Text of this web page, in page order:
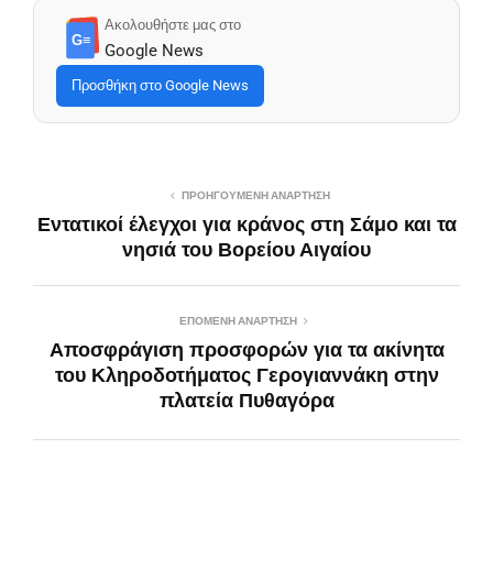
G≡
Ακολουθήστε μας στο
Google News
Προσθήκη στο Google News
ΠΡΟΗΓΟΎΜΕΝΗ ΑΝΆΡΤΗΣΗ
Εντατικοί έλεγχοι για κράνος στη Σάμο και τα
νησιά του Βορείου Αιγαίου
ΕΠΌΜΕΝΗ ΑΝΆΡΤΗΣΗ
Αποσφράγιση προσφορών για τα ακίνητα
του Κληροδοτήματος Γερογιαννάκη στην
πλατεία Πυθαγόρα